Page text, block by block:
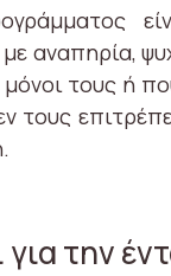
αναπηρία,
τους ή
τους
για την